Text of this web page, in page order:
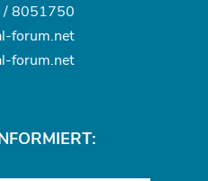
8051750
forum.net
forum.net